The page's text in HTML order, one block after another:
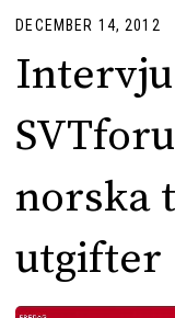
DECEMBER 14, 2012
norska
utgifter